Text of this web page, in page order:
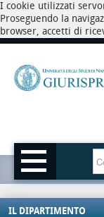
I cookie utilizzati
Proseguendo la
browser, accetti di
IL DIPARTIMENTO